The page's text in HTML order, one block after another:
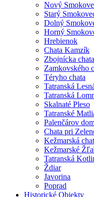
Nový
Starý
Dolný
Horný
Hrebienok
Chata Kamzík
Zbojnícka chata
Zamkovského
Téryho chata
Tatranská
Tatranská
Skalnaté Pleso
Tatranské
Palenčárov
Chata pri
Kežmarská
Kežmarské
Tatranská
Ždiar
Javorina
Poprad
Historické Objekty